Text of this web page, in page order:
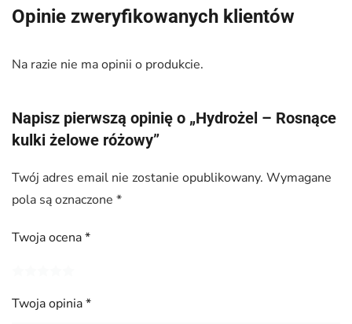
Opinie zweryfikowanych klientów
Na razie nie ma opinii o produkcie.
Napisz pierwszą opinię o „Hydrożel – Rosnące
kulki żelowe różowy”
Twój adres email nie zostanie opublikowany. Wymagane
pola są oznaczone *
Twoja ocena*
Twoja opinia*